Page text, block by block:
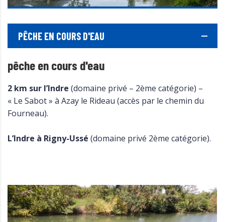
PÊCHE EN COURS D'EAU
pêche en cours d'eau
2 km sur l’Indre (domaine privé – 2ème catégorie) –
« Le Sabot » à Azay le Rideau (accès par le chemin du
Fourneau).
L’Indre à Rigny-Ussé (domaine privé 2ème catégorie).